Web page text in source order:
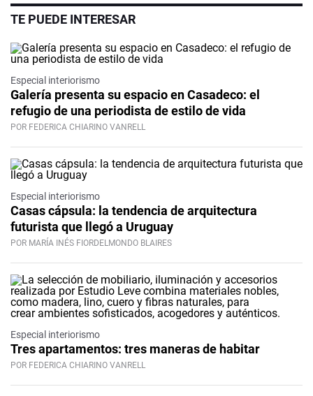
TE PUEDE INTERESAR
Especial interiorismo
Galería presenta su espacio en Casadeco: el
refugio de una periodista de estilo de vida
POR FEDERICA CHIARINO VANRELL
Especial interiorismo
Casas cápsula: la tendencia de arquitectura
futurista que llegó a Uruguay
POR MARÍA INÉS FIORDELMONDO BLAIRES
Especial interiorismo
Tres apartamentos: tres maneras de habitar
POR FEDERICA CHIARINO VANRELL